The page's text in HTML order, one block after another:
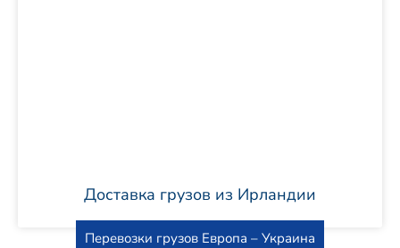
Доставка грузов из Ирландии
Перевозки грузов Европа – Украина